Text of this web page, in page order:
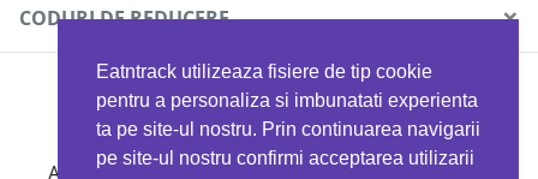
Eatntrack utilizeaza fisiere de tip cookie
pentru a personaliza si imbunatati experienta
ta pe site-ul nostru. Prin continuarea navigarii
pe site-ul nostru confirmi acceptarea utilizarii
CODURI DE REDUCERE ×
MYPROTEIN
Ai 40%reducere la orice comandă folosind codul